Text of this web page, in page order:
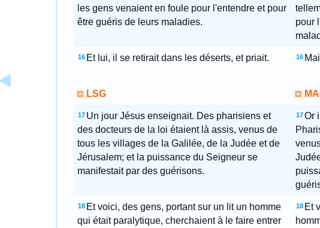
les gens venaient en foule pour l'entendre et pour
être guéris de leurs maladies.
pour
16 Et lui, il se retirait dans les déserts, et priait. 16
LSG
17 Un jour Jésus enseignait. Des pharisiens et
des docteurs de la loi étaient là assis, venus de
tous les villages de la Galilée, de la Judée et de
Jérusalem; et la puissance du Seigneur se
manifestait par des guérisons.
17 Or
18 Et voici, des gens, portant sur un lit un homme
qui était paralytique, cherchaient à le faire entrer
18 Et